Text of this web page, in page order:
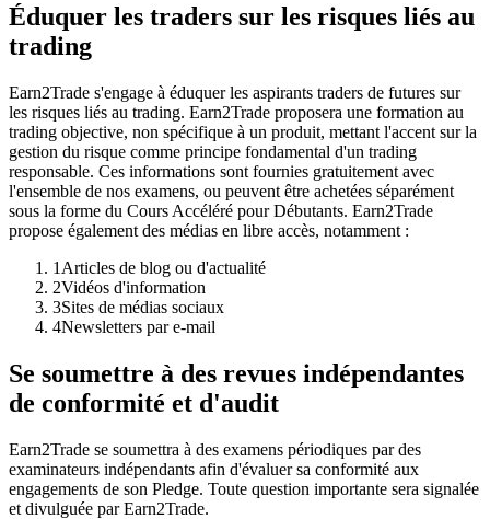
Éduquer les traders sur les risques liés au
trading
Earn2Trade s'engage à éduquer les aspirants traders de futures sur
les risques liés au trading. Earn2Trade proposera une formation au
trading objective, non spécifique à un produit, mettant l'accent sur la
gestion du risque comme principe fondamental d'un trading
responsable. Ces informations sont fournies gratuitement avec
l'ensemble de nos examens, ou peuvent être achetées séparément
sous la forme du Cours Accéléré pour Débutants. Earn2Trade
propose également des médias en libre accès, notamment :
1 Articles de blog ou d'actualité
2Vidéos d'information
3Sites de médias sociaux
4Newsletters par e-mail
Se soumettre à des revues indépendantes
de conformité et d'audit
Earn2Trade se soumettra à des examens périodiques par des
examinateurs indépendants afin d'évaluer sa conformité aux
engagements de son Pledge. Toute question importante sera signalée
et divulguée par Earn2Trade.